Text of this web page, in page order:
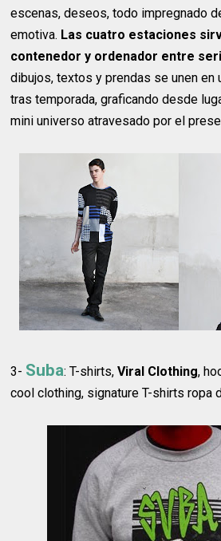
escenas, deseos, todo impregnado
emotiva. Las cuatro estaciones
contenedor y ordenador entre
dibujos, textos y prendas se unen en
tras temporada, graficando desde
mini universo atravesado por el
3- Suba: T-shirts, Viral Clothing,
cool clothing, signature T-shirts ropa